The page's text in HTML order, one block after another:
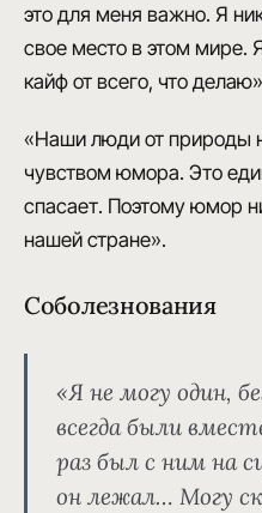
это для меня важно. Я
свое место в этом мире.
кайф от всего, что делаю»
«Наши люди от природы
чувством юмора. Это
спасает. Поэтому юмор
нашей стране».
Соболезнования
«Я не могу один,
всегда были
раз был с ним на
он лежал… Могу